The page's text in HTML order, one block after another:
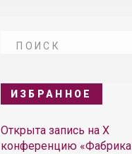
ИЗБРАННОЕ
Открыта запись на X
конференцию «Фабрика